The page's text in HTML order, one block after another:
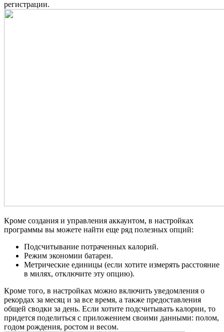
регистрации.
Кроме создания и управления аккаунтом, в настройках
программы вы можете найти еще ряд полезных опций:
Подсчитывание потраченных калорий.
Режим экономии батареи.
Метрические единицы (если хотите измерять расстояние
в милях, отключите эту опцию).
Кроме того, в настройках можно включить уведомления о
рекордах за месяц и за все время, а также предоставления
общей сводки за день. Если хотите подсчитывать калории, то
придется поделиться с приложением своими данными: полом,
годом рождения, ростом и весом.